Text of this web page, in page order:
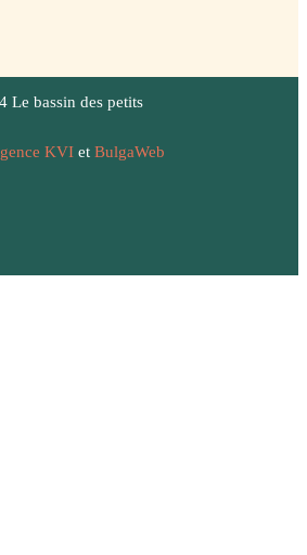
Le bassin des petits
KVIet BulgaWeb